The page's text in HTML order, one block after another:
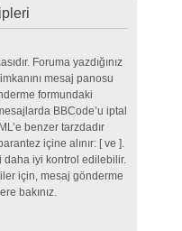
Foruma yazdığınız
mesaj panosu
formundaki
BBCode’u iptal
benzer tarzdadır
içine alınır: [ ve ].
daha iyi kontrol edilebilir.
için, mesaj gönderme
bakınız.